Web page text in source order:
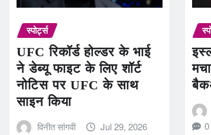
स्पोर्ट्स
UFC रिकॉर्ड होल्डर के भाई
ने डेब्यू फाइट के लिए शॉर्ट
नोटिस पर UFC के साथ
साइन किया
विनीत सांगवी
Jul 29, 2026
0